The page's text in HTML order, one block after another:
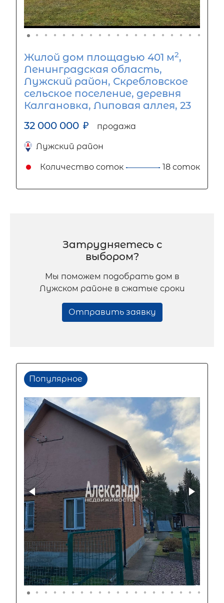
Жилой дом площадью 401 м2,
Ленинградская область,
Лужский район, Скребловское
сельское поселение, деревня
Калгановка, Липовая аллея, 23
32 000 000 ₽ продажа
Лужский район
Количество соток 18 соток
Затрудняетесь с
выбором?
Мы поможем подобрать дом в
Лужском районе в сжатые сроки
Отправить заявку
Популярное